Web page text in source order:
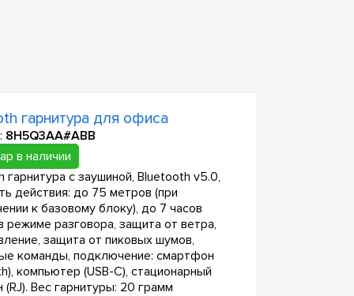
гарнитура для офиса
8H5Q3AA#ABB
в наличии
гарнитура с заушиной, Bluetooth v5.0,
действия: до 75 метров (при
к базовому блоку), до 7 часов
режиме разговора, защита от ветра,
защита от пиковых шумов,
команды, подключение: смартфон
компьютер (USB-C), стационарный
Вес гарнитуры: 20 грамм